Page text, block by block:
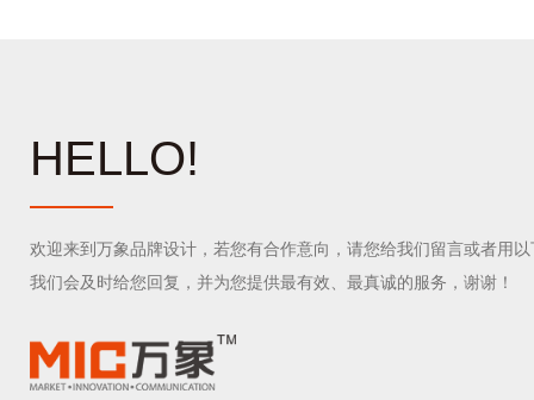
HELLO!
欢迎来到万象品牌设计，若您有合作意向，请您给我们留言或者用
我们会及时给您回复，并为您提供最有效、最真诚的服务，谢谢！